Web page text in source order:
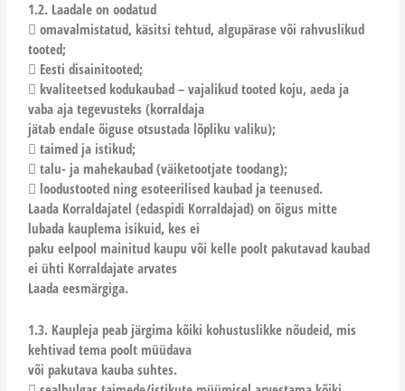
1.2. Laadale on oodatud
 omavalmistatud, käsitsi tehtud, algupärase või rahvuslikud
tooted;
 Eesti disainitooted;
 kvaliteetsed kodukaubad – vajalikud tooted koju, aeda ja
vaba aja tegevusteks (korraldaja
jätab endale õiguse otsustada lõpliku valiku);
 taimed ja istikud;
 talu- ja mahekaubad (väiketootjate toodang);
 loodustooted ning esoteerilised kaubad ja teenused.
Laada Korraldajatel (edaspidi Korraldajad) on õigus mitte
lubada kauplema isikuid, kes ei
paku eelpool mainitud kaupu või kelle poolt pakutavad kaubad
ei ühti Korraldajate arvates
Laada eesmärgiga.
1.3. Kaupleja peab järgima kõiki kohustuslikke nõudeid, mis
kehtivad tema poolt müüdava
või pakutava kauba suhtes.